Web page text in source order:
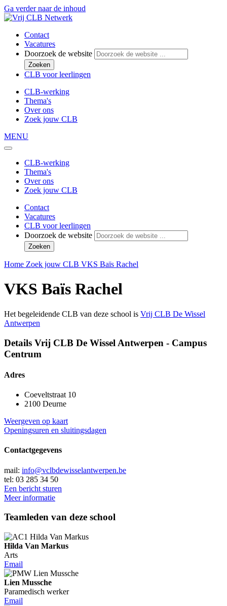
Ga verder naar de inhoud
Contact
Vacatures
Doorzoek de website
Zoeken
CLB voor leerlingen
CLB-werking
Thema's
Over ons
Zoek jouw CLB
MENU
CLB-werking
Thema's
Over ons
Zoek jouw CLB
Contact
Vacatures
CLB voor leerlingen
Doorzoek de website
Zoeken
Home Zoek jouw CLB VKS Baïs Rachel
VKS Baïs Rachel
Het begeleidende CLB van deze school is Vrij CLB De Wissel
Antwerpen
Details Vrij CLB De Wissel Antwerpen - Campus
Centrum
Adres
Coeveltstraat 10
2100 Deurne
Weergeven op kaart
Openingsuren en sluitingsdagen
Contactgegevens
mail: info@vclbdewisselantwerpen.be
tel: 03 285 34 50
Een bericht sturen
Meer informatie
Teamleden van deze school
Hilda Van Markus
Arts
Email
Lien Mussche
Paramedisch werker
Email